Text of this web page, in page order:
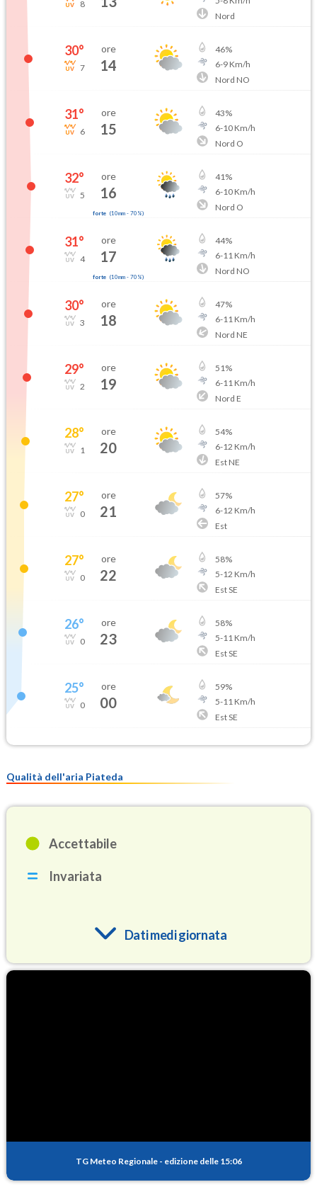
8
Nord
30°
7
ore
14
46%
6-9Km/h
Nord NO
31°
6
ore
15
43%
6-10Km/h
Nord O
32°
5
ore
16
forte (10mm- 70 %)
41%
6-10Km/h
Nord O
31°
4
ore
17
forte (10mm- 70 %)
44%
6-11Km/h
Nord NO
30°
3
ore
18
47%
6-11Km/h
Nord NE
29°
2
ore
19
51%
6-11Km/h
Nord E
28°
1
ore
20
54%
6-12 Km/h
Est NE
27°
0
ore
21
57%
6-12 Km/h
Est
27°
0
ore
22
58%
5-12 Km/h
Est SE
26°
0
ore
23
58%
5-11Km/h
Est SE
25°
0
ore
00
59%
5-11Km/h
Est SE
Qualità dell'aria Piateda
Accettabile
Invariata
Dati medi giornata
PM25
TG Meteo Regionale - edizione delle 15:06